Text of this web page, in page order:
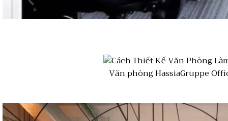
Văn phòng HassiaGruppe